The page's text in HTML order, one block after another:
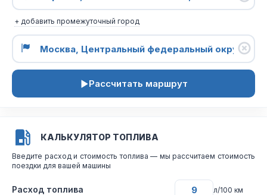
+ добавить промежуточный город
Рассчитать маршрут
КАЛЬКУЛЯТОР ТОПЛИВА
Введите расход и стоимость топлива — мы рассчитаем стоимость
поездки для вашей машины
Расход топлива л/100 км